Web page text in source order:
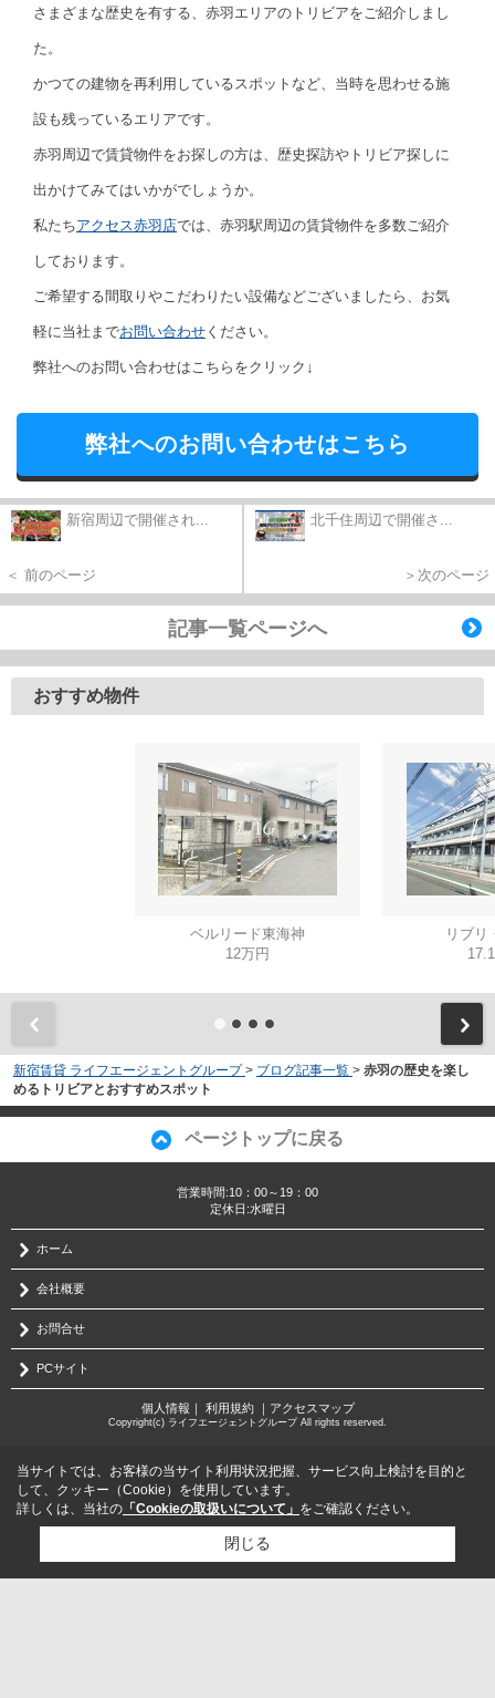
さまざまな歴史を有する、赤羽エリアのトリビアをご紹介しまし
た。
かつての建物を再利用しているスポットなど、当時を思わせる施
設も残っているエリアです。
赤羽周辺で賃貸物件をお探しの方は、歴史探訪やトリビア探しに
出かけてみてはいかがでしょうか。
私たちアクセス赤羽店では、赤羽駅周辺の賃貸物件を多数ご紹介
しております。
ご希望する間取りやこだわりたい設備などございましたら、お気
軽に当社までお問い合わせ ください。
弊社へのお問い合わせはこちらをクリック↓
弊社へのお問い合わせはこちら
新宿周辺で開催され...
＜ 前のページ
北千住周辺で開催さ...
＞次のページ
記事一覧ページへ
おすすめ物件
ベルリード東海神
12万円
リブリ
新宿賃貸 ライフエージェントグループ > ブログ記事一覧 > 赤羽の歴史を楽し
めるトリビアとおすすめスポット
ページトップに戻る
営業時間:10：00～19：00
定休日:水曜日
ホーム
会社概要
お問合せ
PCサイト
個人情報 ｜ 利用規約｜ アクセスマップ
Copyright(c) ライフエージェントグループ All rights reserved.
当サイトでは、お客様の当サイト利用状況把握、サービス向上検討を目的と
して、クッキー（Cookie）を使用しています。
詳しくは、当社の 「Cookieの取扱いについて」 をご確認ください。
閉じる